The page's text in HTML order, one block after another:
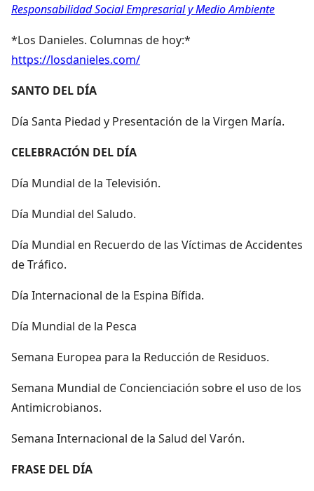
Responsabilidad Social Empresarial y Medio Ambiente
*Los Danieles. Columnas de hoy:*
https://losdanieles.com/
SANTO DEL DÍA
Día Santa Piedad y Presentación de la Virgen María.
CELEBRACIÓN DEL DÍA
Día Mundial de la Televisión.
Día Mundial del Saludo.
Día Mundial en Recuerdo de las Víctimas de Accidentes
de Tráfico.
Día Internacional de la Espina Bífida.
Día Mundial de la Pesca
Semana Europea para la Reducción de Residuos.
Semana Mundial de Concienciación sobre el uso de los
Antimicrobianos.
Semana Internacional de la Salud del Varón.
FRASE DEL DÍA